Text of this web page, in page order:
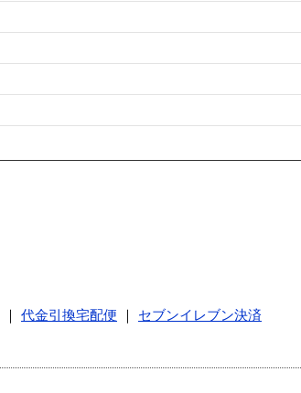
代金引換宅配便
セブンイレブン決済